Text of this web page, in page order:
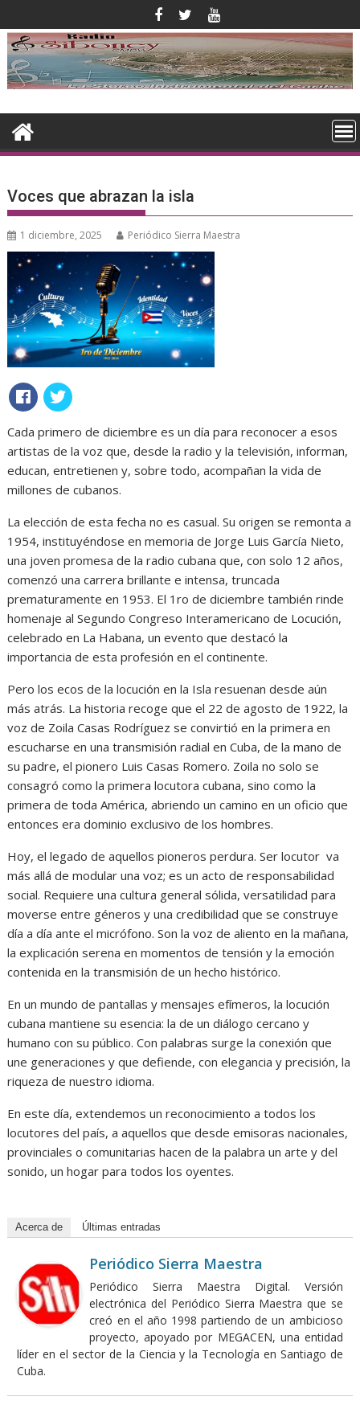
al
contenido
Voces que abrazan la isla
1 diciembre, 2025 Periódico Sierra Maestra
Cada primero de diciembre es un día para reconocer a esos
artistas de la voz que, desde la radio y la televisión, informan,
educan, entretienen y, sobre todo, acompañan la vida de
millones de cubanos.
La elección de esta fecha no es casual. Su origen se remonta a
1954, instituyéndose en memoria de Jorge Luis García Nieto,
una joven promesa de la radio cubana que, con solo 12 años,
comenzó una carrera brillante e intensa, truncada
prematuramente en 1953. El 1ro de diciembre también rinde
homenaje al Segundo Congreso Interamericano de Locución,
celebrado en La Habana, un evento que destacó la
importancia de esta profesión en el continente.
Pero los ecos de la locución en la Isla resuenan desde aún
más atrás. La historia recoge que el 22 de agosto de 1922, la
voz de Zoila Casas Rodríguez se convirtió en la primera en
escucharse en una transmisión radial en Cuba, de la mano de
su padre, el pionero Luis Casas Romero. Zoila no solo se
consagró como la primera locutora cubana, sino como la
primera de toda América, abriendo un camino en un oficio que
entonces era dominio exclusivo de los hombres.
Hoy, el legado de aquellos pioneros perdura. Ser locutor va
más allá de modular una voz; es un acto de responsabilidad
social. Requiere una cultura general sólida, versatilidad para
moverse entre géneros y una credibilidad que se construye
día a día ante el micrófono. Son la voz de aliento en la mañana,
la explicación serena en momentos de tensión y la emoción
contenida en la transmisión de un hecho histórico.
En un mundo de pantallas y mensajes efímeros, la locución
cubana mantiene su esencia: la de un diálogo cercano y
humano con su público. Con palabras surge la conexión que
une generaciones y que defiende, con elegancia y precisión, la
riqueza de nuestro idioma.
En este día, extendemos un reconocimiento a todos los
locutores del país, a aquellos que desde emisoras nacionales,
provinciales o comunitarias hacen de la palabra un arte y del
sonido, un hogar para todos los oyentes.
Acerca de Últimas entradas
Periódico Sierra Maestra
Periódico Sierra Maestra Digital. Versión
electrónica del Periódico Sierra Maestra que se
creó en el año 1998 partiendo de un ambicioso
proyecto, apoyado por MEGACEN, una entidad
líder en el sector de la Ciencia y la Tecnología en Santiago de
Cuba.